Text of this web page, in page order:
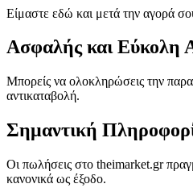
Είμαστε εδώ και μετά την αγορά
Ασφαλής και Εύκολη
Μπορείς να ολοκληρώσεις την
αντικαταβολή.
Σημαντική
Οι πωλήσεις στο theimarket.gr
κανονικά ως έξοδο.